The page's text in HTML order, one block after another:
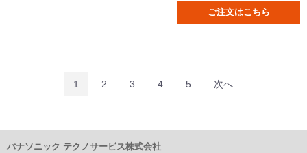
ご注文はこちら
1 2 3 4 5 次へ
パナソニック テクノサービス株式会社